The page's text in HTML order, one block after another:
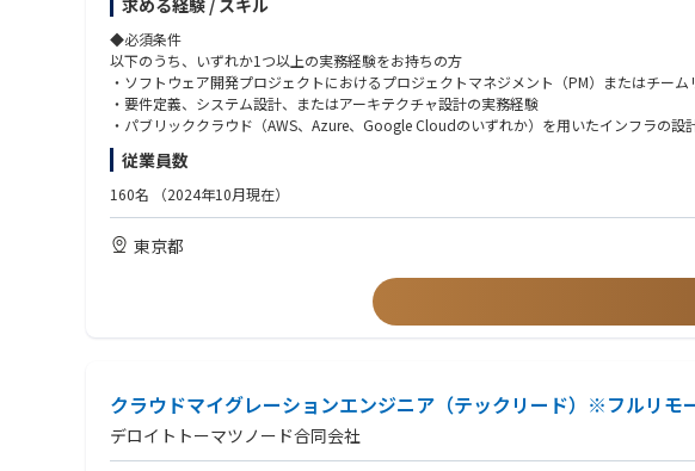
・Azure AI Foundry,OpenAI Service,Machine Learning,AI Search, Prompt Flow etc
・NVIDIA NIM,NeMo,Omniverse,Databricks - Agent Bricks
データ基盤/活用：
・AWS Redshift / Athena,Glue,Kinesis Data Analytics,EMR,Kinesis + SNS/SQS,Glue Studio
・Azure Synapse Analytics,Data Factory,Synapse Pipelines,HDInsight,Event Hubs,Data
・Google Cloud BigQuery,Pub/Sub,★Dataplex,Dataflow etc
・Databricks,Snowflake
ローコード/ノーコード：
・Power Automate /Power Apps,UiPath,Blueprism,AutomationAnywhere
・★量子コンピュータ,★Physical AI - Robotics,★Web4
・Python,Java,TypeScript,Node.js
・Flask,FastAPI,SpringBoot,React,Next.js,Vue.js,Nuxt.js
・LangChain/LangGraph,MLflow
・★MicrosoftAgentFramework,★SemanticKernel,AutoGen
⑤クラウドマイグレーションエンジニア（テックリード）※フルリモート勤務※
⑥システムアーキテクト（テックリード）※フルリモート勤務※
◆案件事例：※本求人だけではなくD.Nodeでの過去案件を一部記載させていただきます※
・自動車業界クライアント向け：複数システムのデータを一元的に連携するクラウドサービ
・自動車業界クライアント向け：車両から発信される情報を集約、管理、活用するグロー
・自動車業界クライアント向け：車両から発信されるデータの蓄積と再利用のためのDB基
・電気通信事業クライアント向け：デジタルマーケティングシステムにおけるAPIリアルタ
・小売業クライアント向け：オンプレミスのクラウド移行
・電気ガス事業クライアント向け：生成AIアプリケーション（RAG/AIエージェント）のプ
①「Biz（ビジネス）× Tech（技術）」を体現する、最上流からのコミット：
実装フェーズだけでなく、テクノロジーのプロとして顧客の課題ヒアリングや抽出段階
③テックリードとして「技術」と「組織」を育てる面白さ：
プロダクトの成長に合わせた柔軟な技術選定やアーキテクチャ設計に裁量を持てるほか
◆取り扱うソリューション
求める経験 / スキル
◆必須条件
以下のうち、いずれか1つ以上の実務経験をお持ちの方
・ソフトウェア開発プロジェクトにおけるプロジェクトマネジメント（PM）またはチーム
・要件定義、システム設計、またはアーキテクチャ設計の実務経験
・パブリッククラウド（AWS、Azure、Google Cloudのいずれか）を用いたインフラの設
・オープン系言語（Java、Python、TypeScript、PHPなど）を用いたWebアプリケーショ
・開発手法（アジャイル開発またはウォーターフォール開発）を用いたプロジェクトへの参
従業員数
160名 （2024年10月現在）
東京都
クラウドマイグレーションエンジニア（テックリード）※フルリモ
デロイトトーマツノード合同会社